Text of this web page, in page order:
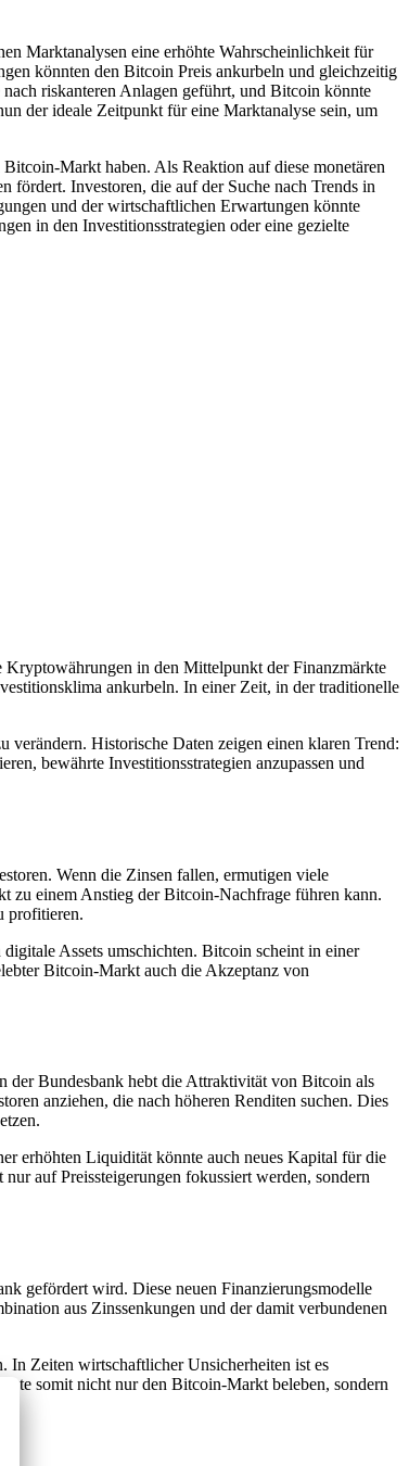
Marktanalysen eine erhöhte Wahrscheinlichkeit für
könnten den Bitcoin Preis ankurbeln und gleichzeitig
riskanteren Anlagen geführt, und Bitcoin könnte
der ideale Zeitpunkt für eine Marktanalyse sein, um
Markt haben. Als Reaktion auf diese monetären
fördert. Investoren, die auf der Suche nach Trends in
und der wirtschaftlichen Erwartungen könnte
in den Investitionsstrategien oder eine gezielte
in den Mittelpunkt der Finanzmärkte
ankurbeln. In einer Zeit, in der traditionelle
Historische Daten zeigen einen klaren Trend:
bewährte Investitionsstrategien anzupassen und
Wenn die Zinsen fallen, ermutigen viele
zu einem Anstieg der Bitcoin-Nachfrage führen kann.
profitieren.
Assets umschichten. Bitcoin scheint in einer
Bitcoin-Markt auch die Akzeptanz von
der Bundesbank hebt die Attraktivität von Bitcoin als
anziehen, die nach höheren Renditen suchen. Dies
erhöhten Liquidität könnte auch neues Kapital für die
auf Preissteigerungen fokussiert werden, sondern
gefördert wird. Diese neuen Finanzierungsmodelle
aus Zinssenkungen und der damit verbundenen
In Zeiten wirtschaftlicher Unsicherheiten ist es
somit nicht nur den Bitcoin-Markt beleben, sondern